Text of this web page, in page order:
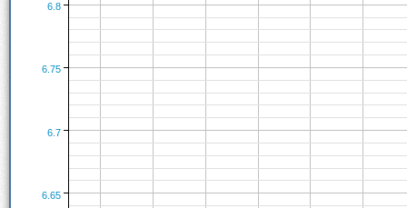
6.7
6.8
6.65
6.75